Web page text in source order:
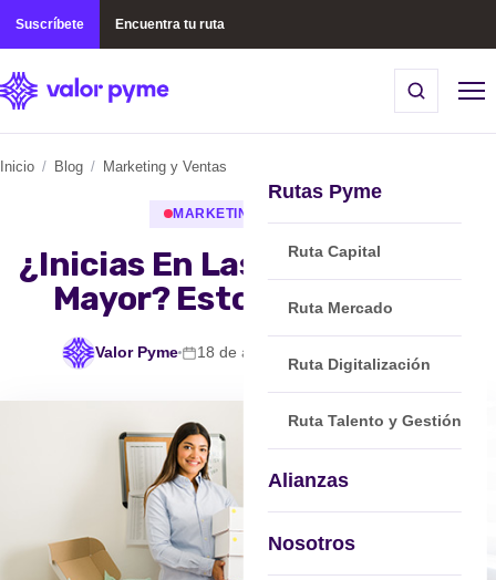
Suscríbete Encuentra tu ruta
Rutas Pyme
Ruta Capital
Ruta Mercado
Ruta Digitalización
Ruta Talento y Gestión
Alianzas
Nosotros
Inicio / Blog / Marketing y Ventas
MARKETING Y VENTAS
¿Inicias En Las Ventas Al Por
Mayor? Esto te interesa.
Valor Pyme 18 de abril, 2024